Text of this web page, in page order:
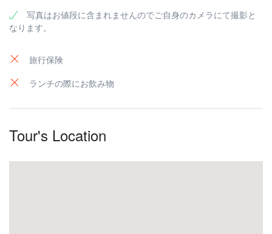
てい ます。モンキーフォレストには、プラダレム・ア
グン・ パダントゥガル寺院と、"Holy Spring"(聖なる水)
使われるもう一つの寺院があります。
写真はお値段に含まれませんのでご自身のカメラにて撮影と
なります。
旅行保険
ランチの際にお飲み物
Tour's Location